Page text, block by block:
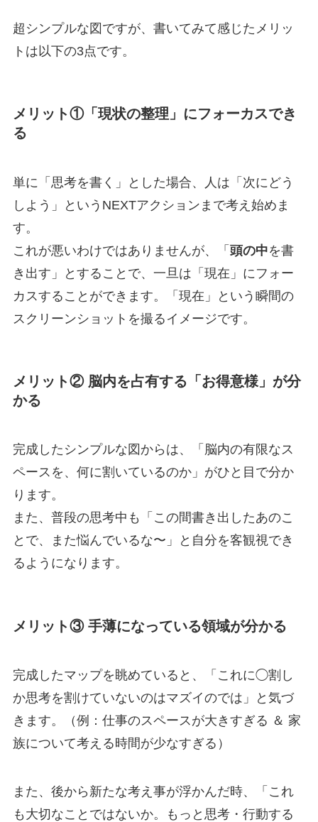
超シンプルな図ですが、書いてみて感じたメリッ
トは以下の3点です。
メリット①「現状の整理」にフォーカスでき
る
単に「思考を書く」とした場合、人は「次にどう
しよう」というNEXTアクションまで考え始めま
す。
これが悪いわけではありませんが、「 頭の中を書
き出す」とすることで、一旦は「現在」にフォー
カスすることができます。「現在」という瞬間の
スクリーンショットを撮るイメージです。
メリット② 脳内を占有する「お得意様」が分
かる
完成したシンプルな図からは、「脳内の有限なス
ペースを、何に割いているのか」がひと目で分か
ります。
また、普段の思考中も「この間書き出したあのこ
とで、また悩んでいるな〜」と自分を客観視でき
るようになります。
メリット③ 手薄になっている領域が分かる
完成したマップを眺めていると、「これに◯割し
か思考を割けていないのはマズイのでは」と気づ
きます。（例：仕事のスペースが大きすぎる ＆ 家
族について考える時間が少なすぎる）
また、後から新たな考え事が浮かんだ時、「これ
も大切なことではないか。もっと思考・行動する